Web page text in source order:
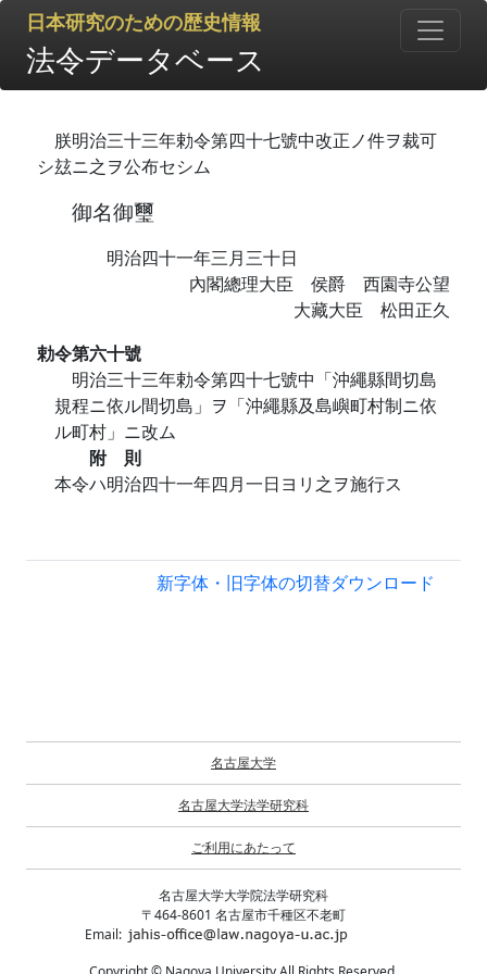
日本研究のための歴史情報
法令データベース
朕明治三十三年勅令第四十七號中改正ノ件ヲ裁可
シ玆ニ之ヲ公布セシム
御名御璽
明治四十一年三月三十日
內閣總理大臣 侯爵 西園寺公望
大藏大臣 松田正久
勅令第六十號
明治三十三年勅令第四十七號中「沖繩縣間切島
規程ニ依ル間切島」ヲ「沖繩縣及島嶼町村制ニ依
ル町村」ニ改ム
附 則
本令ハ明治四十一年四月一日ヨリ之ヲ施行ス
新字体・旧字体の切替ダウンロード
名古屋大学
名古屋大学法学研究科
ご利用にあたって
名古屋大学大学院法学研究科
〒464-8601 名古屋市千種区不老町
Email: